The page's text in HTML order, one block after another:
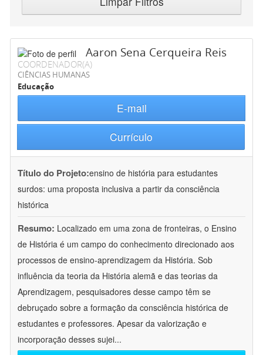
Aaron Sena Cerqueira Reis
COORDENADOR(A)
CIÊNCIAS HUMANAS
Educação
E-mail
Currículo
Título do Projeto:ensino de história para estudantes
surdos: uma proposta inclusiva a partir da consciência
histórica
Resumo: Localizado em uma zona de fronteiras, o Ensino
de História é um campo do conhecimento direcionado aos
processos de ensino-aprendizagem da História. Sob
influência da teoria da História alemã e das teorias da
Aprendizagem, pesquisadores desse campo têm se
debruçado sobre a formação da consciência histórica de
estudantes e professores. Apesar da valorização e
incorporação desses sujei...